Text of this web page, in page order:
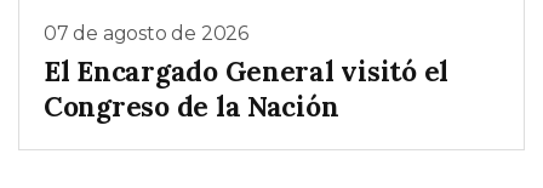
07 de agosto de 2026
El Encargado General visitó el
Congreso de la Nación